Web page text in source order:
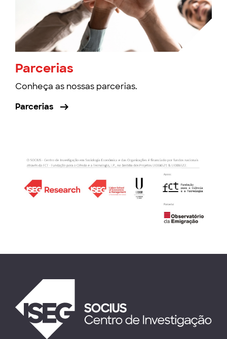
Parcerias
Conheça as nossas parcerias.
Parcerias